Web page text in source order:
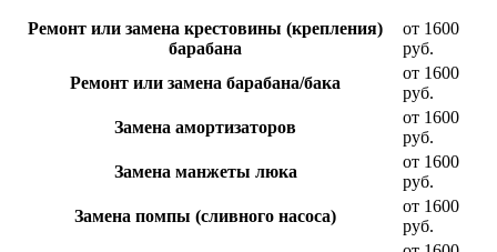
Ремонт или замена крестовины (крепления)
барабана
от 1600
руб.
Ремонт или замена барабана/бака
от 1600
руб.
Замена амортизаторов
от 1600
руб.
Замена манжеты люка
от 1600
руб.
Замена помпы (сливного насоса)
от 1600
руб.